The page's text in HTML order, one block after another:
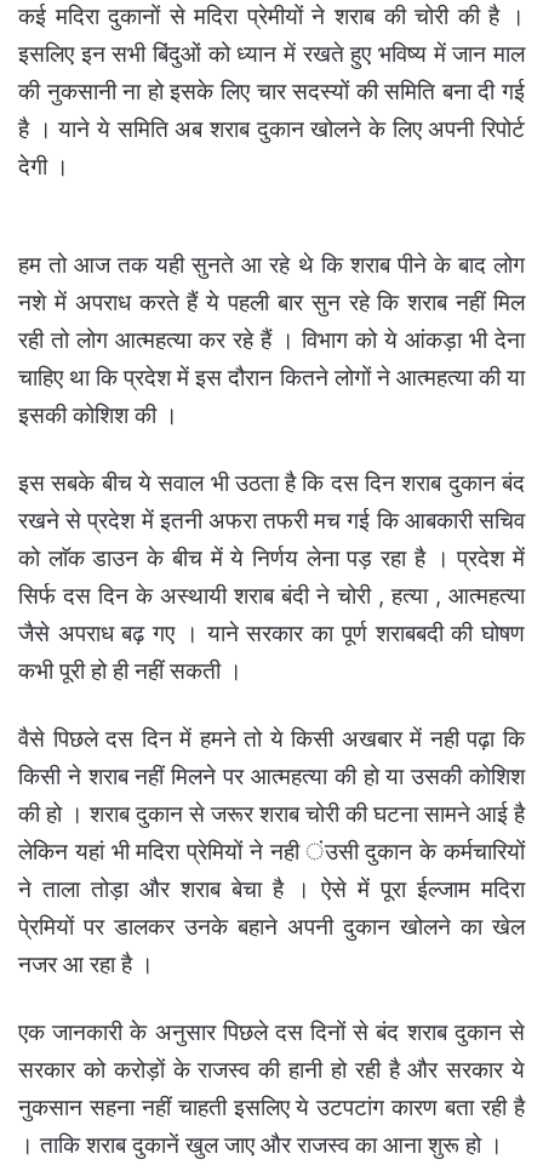
कई मदिरा दुकानों से मदिरा प्रेमीयों ने शराब की चोरी की है ।
इसलिए इन सभी बिंदुओं को ध्यान में रखते हुए भविष्य में जान माल
की नुकसानी ना हो इसके लिए चार सदस्यों की समिति बना दी गई
है । याने ये समिति अब शराब दुकान खोलने के लिए अपनी रिपोर्ट
देगी ।
हम तो आज तक यही सुनते आ रहे थे कि शराब पीने के बाद लोग
नशे में अपराध करते हैं ये पहली बार सुन रहे कि शराब नहीं मिल
रही तो लोग आत्महत्या कर रहे हैं । विभाग को ये आंकड़ा भी देना
चाहिए था कि प्रदेश में इस दौरान कितने लोगों ने आत्महत्या की या
इसकी कोशिश की ।
इस सबके बीच ये सवाल भी उठता है कि दस दिन शराब दुकान बंद
रखने से प्रदेश में इतनी अफरा तफरी मच गई कि आबकारी सचिव
को लाॅक डाउन के बीच में ये निर्णय लेना पड़ रहा है । प्रदेश में
सिर्फ दस दिन के अस्थायी शराब बंदी ने चोरी , हत्या , आत्महत्या
जैसे अपराध बढ़ गए । याने सरकार का पूर्ण शराबबदी की घोषण
कभी पूरी हो ही नहीं सकती ।
वैसे पिछले दस दिन में हमने तो ये किसी अखबार में नही पढ़ा कि
किसी ने शराब नहीं मिलने पर आत्महत्या की हो या उसकी कोशिश
की हो । शराब दुकान से जरूर शराब चोरी की घटना सामने आई है
लेकिन यहां भी मदिरा प्रेमियों ने नही ंउसी दुकान के कर्मचारियों
ने ताला तोड़ा और शराब बेचा है । ऐसे में पूरा ईल्जाम मदिरा
पे्रमियों पर डालकर उनके बहाने अपनी दुकान खोलने का खेल
नजर आ रहा है ।
एक जानकारी के अनुसार पिछले दस दिनों से बंद शराब दुकान से
सरकार को करोड़ों के राजस्व की हानी हो रही है और सरकार ये
नुकसान सहना नहीं चाहती इसलिए ये उटपटांग कारण बता रही है
। ताकि शराब दुकानें खुल जाए और राजस्व का आना शुरू हो ।